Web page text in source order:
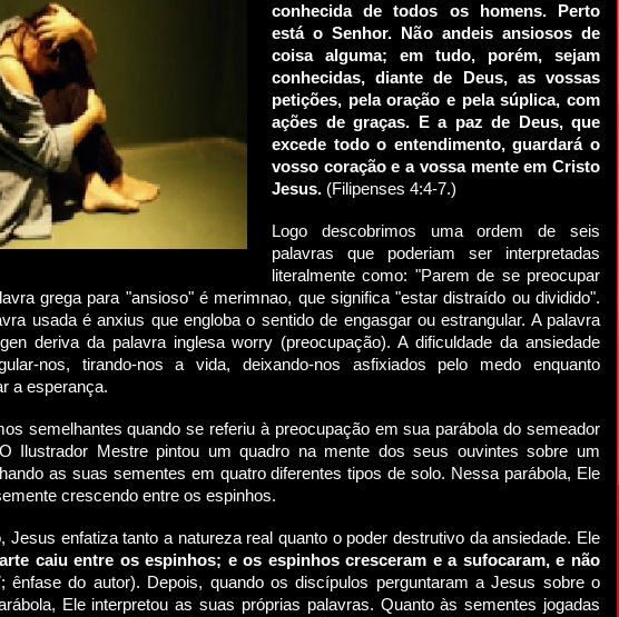
conhecida de todos os homens. Perto
está o Senhor. Não andeis ansiosos de
coisa alguma; em tudo, porém, sejam
conhecidas, diante de Deus, as vossas
petições, pela oração e pela súplica, com
ações de graças. E a paz de Deus, que
excede todo o entendimento, guardará o
vosso coração e a vossa mente em Cristo
Jesus. (Fi lipenses 4:4-7.)
Logo descobrimos uma ordem de seis
palavras que poderiam ser interpretadas
literalmente como: "Parem de se preocupar
grega para "ansioso" é merimnao, que significa "estar distraído ou dividido".
usada é anxius que engloba o sentido de engasgar ou estrangular. A palavra
deriva da palavra inglesa worry (preocupação). A dificuldade da ansiedade
nos, tirando-nos a vida, deixando-nos asfixiados pelo medo enquanto
a esperança.
semelhantes quando se referiu à preocupação em sua parábola do semeador
Ilustrador Mestre pintou um quadro na mente dos seus ouvintes sobre um
as suas sementes em quatro diferentes tipos de solo. Nessa parábola, Ele
crescendo entre os espinhos.
Jesus enfatiza tanto a natureza real quanto o poder destrutivo da ansiedade. Ele
caiu entre os espinhos; e os espinhos cresceram e a sufocaram, e não
ênfase do autor). Depois, quando os discípulos perguntaram a Jesus sobre o
Ele interpretou as suas próprias palavras. Quanto às sementes jogadas